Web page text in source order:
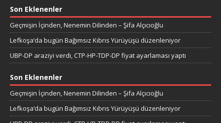
Son Eklenenler
Geçmişin İçinden, Nenemin Dilinden – Şifa Alçıcıoğlu
Lefkoşa’da bugün Bağımsız Kıbrıs Yürüyüşü düzenleniyor
UBP-DP araziyi verdi, CTP-HP-TDP-DP fiyat ayarlaması yaptı
Son Eklenenler
Geçmişin İçinden, Nenemin Dilinden – Şifa Alçıcıoğlu
Lefkoşa’da bugün Bağımsız Kıbrıs Yürüyüşü düzenleniyor